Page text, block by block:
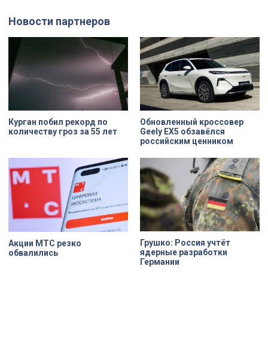
народным сюжетам.
Новости партнеров
Курган побил рекорд по
количеству гроз за 55 лет
Обновленный кроссовер
Geely EX5 обзавёлся
российским ценником
Акции МТС резко
обвалились
Грушко: Россия учтёт
ядерные разработки
Германии